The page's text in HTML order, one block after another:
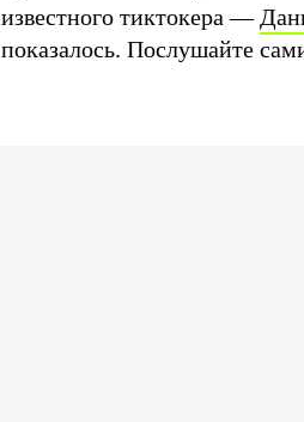
известного тиктокера —
показалось. Послушайте